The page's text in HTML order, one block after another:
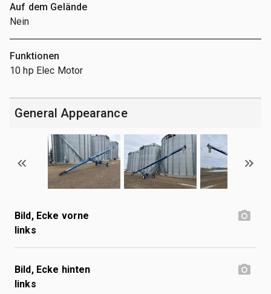
Auf dem Gelände
Nein
Funktionen
10 hp Elec Motor
General Appearance
Bild, Ecke vorne
links
Bild, Ecke hinten
links